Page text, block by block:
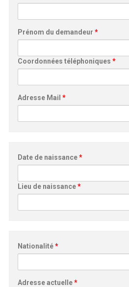
Prénom du demandeur *
Coordonnées téléphoniques *
Adresse Mail *
Date de naissance*
Lieu de naissance*
Nationalité*
Adresse actuelle*